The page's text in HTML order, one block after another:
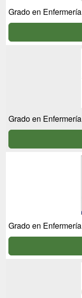
Grado en Enfermería
Grado en Enfermería
Grado en Enfermería